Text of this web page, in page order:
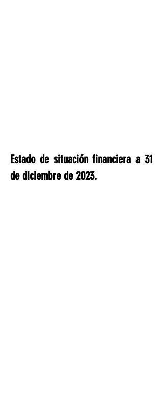
Estado de situación financiera a 31
de diciembre de 2023.